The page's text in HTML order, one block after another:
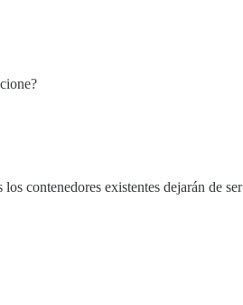
contenedores existentes dejarán de ser